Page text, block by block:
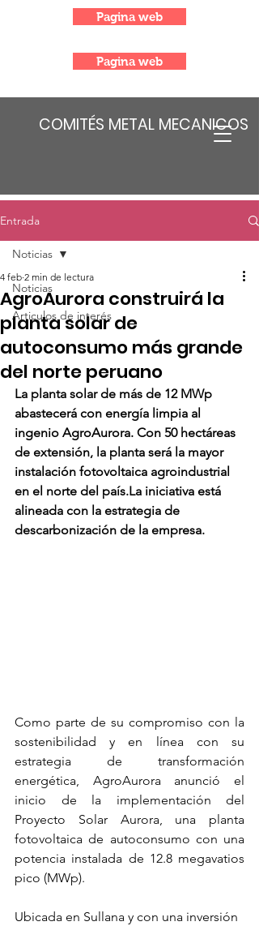
COMITÉS METAL MECANICOS
Pagina web
Pagina web
Entrada
Noticias
Articulos de interés
Noticias
AgroAurora construirá la
planta solar de
autoconsumo más grande
del norte peruano
4 feb 2 min de lectura
La planta solar de más de 12 MWp
abastecerá con energía limpia al
ingenio AgroAurora. Con 50 hectáreas
de extensión, la planta será la mayor
instalación fotovoltaica agroindustrial
en el norte del país.La iniciativa está
alineada con la estrategia de
descarbonización de la empresa.
Como parte de su compromiso con la
sostenibilidad y en línea con su
estrategia de transformación
energética, AgroAurora anunció el
inicio de la implementación del
Proyecto Solar Aurora, una planta
fotovoltaica de autoconsumo con una
potencia instalada de 12.8 megavatios
pico (MWp).
Ubicada en Sullana y con una inversión